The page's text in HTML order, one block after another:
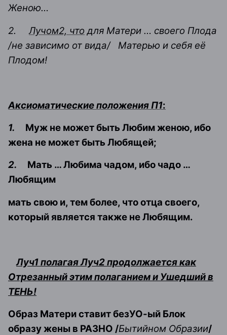
Женою…
2.
Лучом2, что для Матери … своего Плода
/не зависимо от вида/
Матерью и себя её
Плодом!
Аксиоматические положения П1:
1.
Муж не может быть Любим женою, ибо
жена не может быть Любящей;
2.
Мать … Любима чадом, ибо чадо …
Любящим
мать свою и, тем более, что отца своего,
который является также не Любящим.
Луч1 полагая Луч2 продолжается как
Отрезанный этим полаганием и Ушедший в
ТЕНЬ!
Образ Матери ставит безУО-ый Блок
образу жены в РАЗНО /Бытийном Образии/